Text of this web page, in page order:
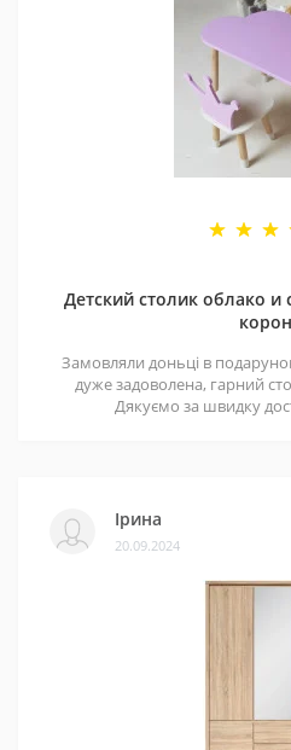
Детский столик облако
Замовляли доньці в
дуже задоволена, гарний
Дякуємо за швидку
Ірина
20.09.2024